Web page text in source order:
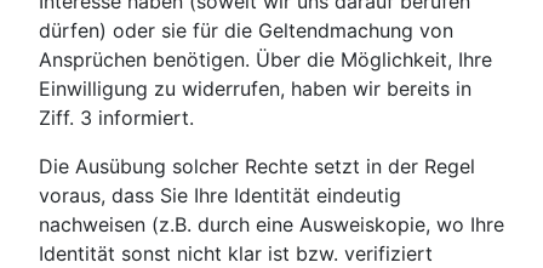
dürfen) oder sie für die Geltendmachung von
Ansprüchen benötigen. Über die Möglichkeit, Ihre
Einwilligung zu widerrufen, haben wir bereits in
Ziff. 3 informiert.
Die Ausübung solcher Rechte setzt in der Regel
voraus, dass Sie Ihre Identität eindeutig
nachweisen (z.B. durch eine Ausweiskopie, wo Ihre
Identität sonst nicht klar ist bzw. verifiziert